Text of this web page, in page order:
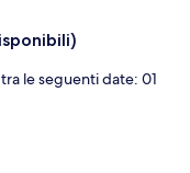
le seguenti date: 01